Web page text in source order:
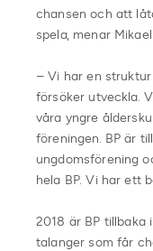
chansen och att
spela, menar
– Vi har en
försöker utveckla.
våra yngre
föreningen. BP är
ungdomsförening
hela BP. Vi har ett
2018 är BP tillbaka
talanger som får